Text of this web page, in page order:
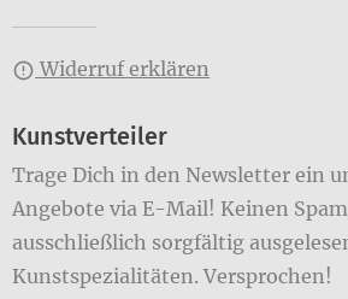
Widerruf erklären
Kunstverteiler
Trage Dich in den Newsletter ein
Angebote via E-Mail! Keinen
ausschließlich sorgfältig
Kunstspezialitäten. Versprochen!